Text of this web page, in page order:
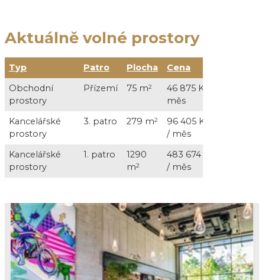
Aktuálně volné prostory
Typ Patro Plocha Cena
Obchodní
prostory
Přízemí 75 m2
46 875 Kč /
měs
Kancelářské
prostory
3. patro 279 m2
96 405 Kč
/ měs
Kancelářské
prostory
1. patro
1290
m2
483 674 Kč
/ měs